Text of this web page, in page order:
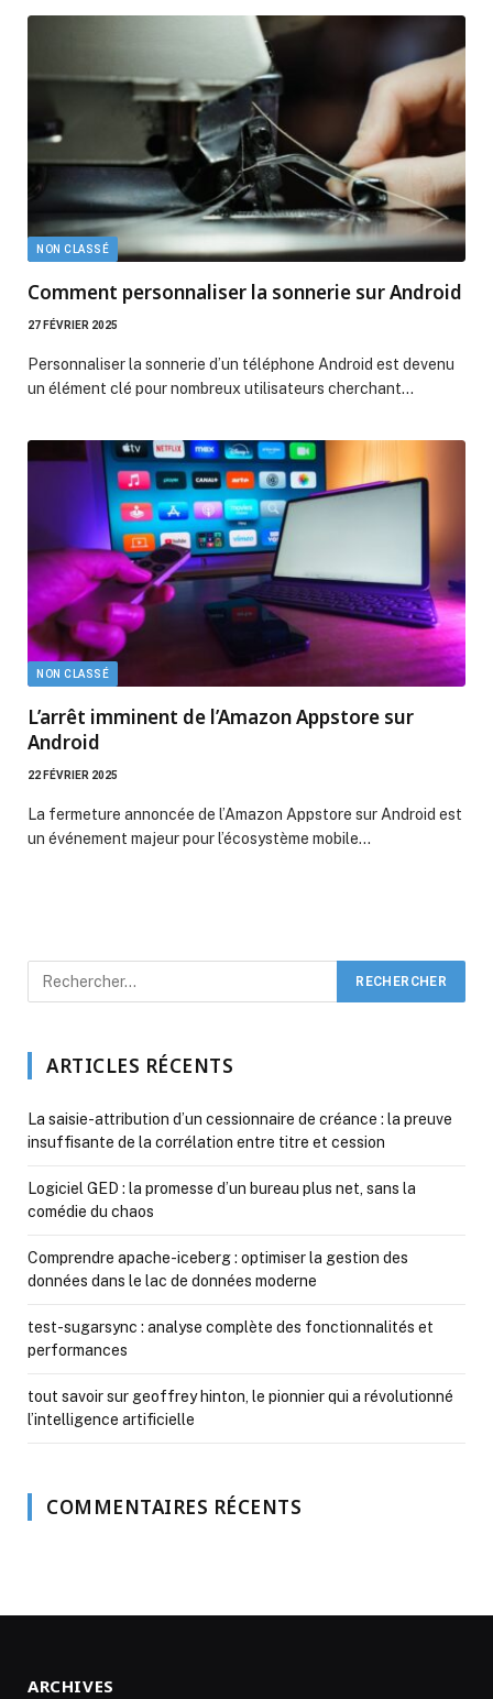
NON CLASSÉ
Comment personnaliser la sonnerie sur Android
27 FÉVRIER 2025
Personnaliser la sonnerie d’un téléphone Android est devenu
un élément clé pour nombreux utilisateurs cherchant…
NON CLASSÉ
L’arrêt imminent de l’Amazon Appstore sur
Android
22 FÉVRIER 2025
La fermeture annoncée de l’Amazon Appstore sur Android est
un événement majeur pour l’écosystème mobile…
ARTICLES RÉCENTS
La saisie-attribution d’un cessionnaire de créance : la preuve
insuffisante de la corrélation entre titre et cession
Logiciel GED : la promesse d’un bureau plus net, sans la
comédie du chaos
Comprendre apache-iceberg : optimiser la gestion des
données dans le lac de données moderne
test-sugarsync : analyse complète des fonctionnalités et
performances
tout savoir sur geoffrey hinton, le pionnier qui a révolutionné
l’intelligence artificielle
COMMENTAIRES RÉCENTS
ARCHIVES